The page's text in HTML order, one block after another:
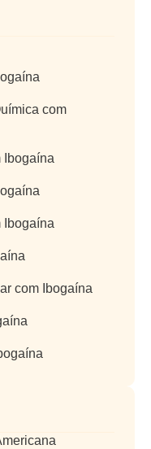
com
Ibogaína
Ibogaína
com Ibogaína